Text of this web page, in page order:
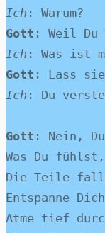
Ich : Warum?
Gott : Weil
Ich : Was ist
Gott : Lass
Ich : Du
Gott : Nein,
Was Du
Die Teile
Entspanne
Atme tief